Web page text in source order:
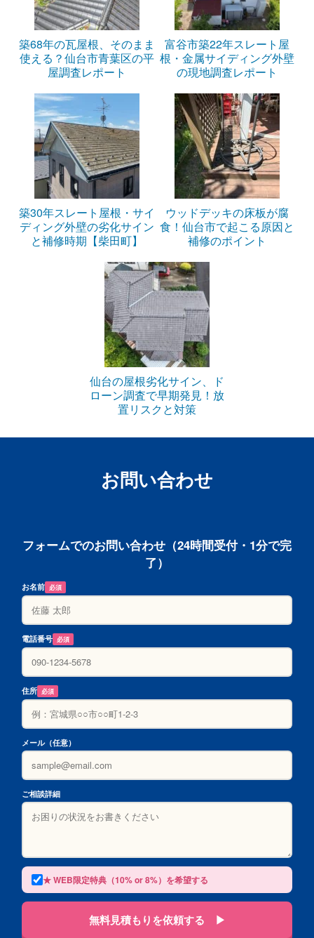
築68年の瓦屋根、そのまま
使える？仙台市青葉区の平
屋調査レポート
富谷市築22年スレート屋
根・金属サイディング外壁
の現地調査レポート
築30年スレート屋根・サイ
ディング外壁の劣化サイン
と補修時期【柴田町】
ウッドデッキの床板が腐
食！仙台市で起こる原因と
補修のポイント
仙台の屋根劣化サイン、ド
ローン調査で早期発見！放
置リスクと対策
お問い合わせ
フォームでのお問い合わせ（24時間受付・1分で完
了）
お名前 必須
電話番号 必須
住所 必須
メール（任意）
ご相談詳細
★ WEB限定特典（10% or 8%）を希望する
無料見積もりを依頼する ▶